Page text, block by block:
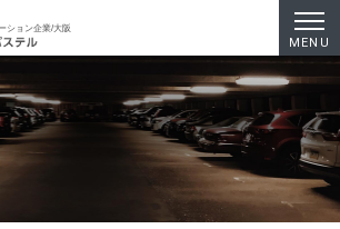
ション企業/大阪
MENU